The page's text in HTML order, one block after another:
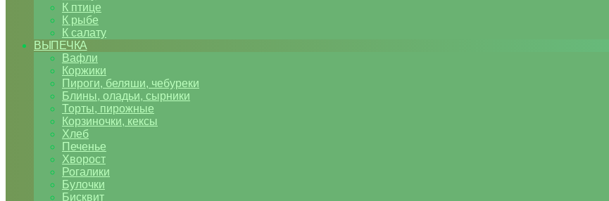
К птице
К рыбе
К салату
ВЫПЕЧКА
Вафли
Коржики
Пироги, беляши, чебуреки
Блины, оладьи, сырники
Торты, пирожные
Корзиночки, кексы
Хлеб
Печенье
Хворост
Рогалики
Булочки
Бисквит